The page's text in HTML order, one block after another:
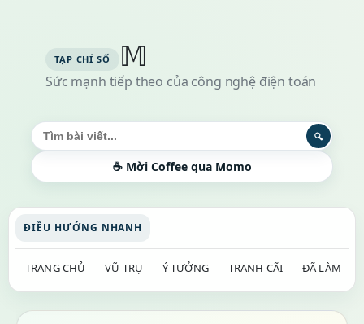
𝕄
Sức mạnh tiếp theo của công nghệ điện toán
Tìm kiếm bài viết 🔍
☕ Mời Coffee qua Momo
ĐIỀU HƯỚNG NHANH
TRANG CHỦ VŨ TRỤ Ý TƯỞNG TRANH CÃI ĐÃ LÀM